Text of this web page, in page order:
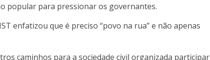
popular para pressionar os governantes.
enfatizou que é preciso “povo na rua” e não apenas
caminhos para a sociedade civil organizada participar